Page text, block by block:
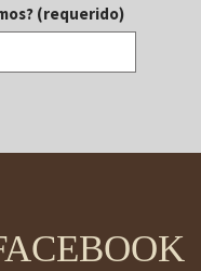
(requerido)